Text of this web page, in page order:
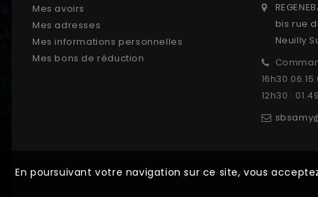
Mes avoirs
Mes adresses
Mes informations personnelles
Mes bons de réduction
bis rue
Neuilly
16h30
12h30 :
Nos magasins Livraison
En poursuivant votre navigation sur ce site, vous